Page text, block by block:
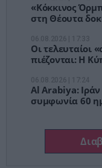
«Κόκκινος
στη Θέουτα
Οι τελευταίοι
πιέζονται: Η
Al Arabiya:
συμφωνία 60